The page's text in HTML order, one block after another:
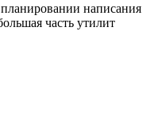
написания
часть утилит